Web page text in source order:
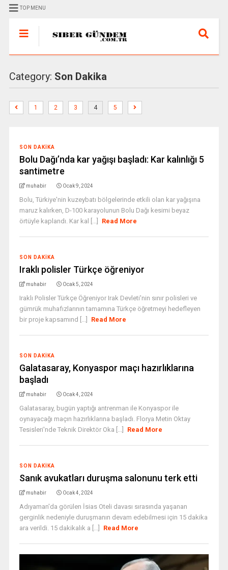
TOP MENU
Category: Son Dakika
1 2 3 4 5
SON DAKIKA
Bolu Dağı’nda kar yağışı başladı: Kar kalınlığı 5
santimetre
muhabir Ocak 9, 2024
Bolu, Türkiye'nin kuzeybatı bölgelerinde etkili olan kar yağışına
maruz kalırken, D-100 karayolunun Bolu Dağı kesimi beyaz
örtüyle kaplandı. Kar kal [...]
Read More
SON DAKIKA
Iraklı polisler Türkçe öğreniyor
muhabir Ocak 5, 2024
Iraklı Polisler Türkçe Öğreniyor Irak Devleti'nin sınır polisleri ve
gümrük muhafızlarının tamamına Türkçe öğretmeyi hedefleyen
bir proje kapsamınd [...]
Read More
SON DAKIKA
Galatasaray, Konyaspor maçı hazırlıklarına
başladı
muhabir Ocak 4, 2024
Galatasaray, bugün yaptığı antrenman ile Konyaspor ile
oynayacağı maçın hazırlıklarına başladı. Florya Metin Oktay
Tesisleri'nde Teknik Direktör Oka [...]
Read More
SON DAKIKA
Sanık avukatları duruşma salonunu terk etti
muhabir Ocak 4, 2024
Adıyaman'da görülen İsias Oteli davası sırasında yaşanan
gerginlik nedeniyle duruşmanın devam edebilmesi için 15 dakika
ara verildi. 15 dakikalık a [...]
Read More